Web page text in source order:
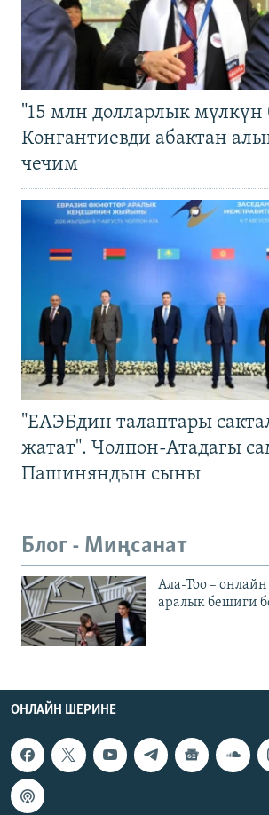
"15 млн долларлык мүлкүн
Конгантиевди абактан
чечим
"ЕАЭБдин талаптары
жатат". Чолпон-Атадагы
Пашиняндын сыны
Блог - Миңсанат
Ала-Тоо –
аралык бешиги
ОНЛАЙН ШЕРИНЕ